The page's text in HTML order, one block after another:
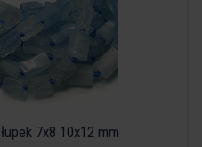
7x8 10x12 mm